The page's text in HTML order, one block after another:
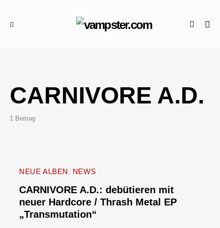
CARNIVORE A.D.
1 Beitrag
NEUE ALBEN NEWS
CARNIVORE A.D.: debütieren mit
neuer Hardcore / Thrash Metal EP
„Transmutation“